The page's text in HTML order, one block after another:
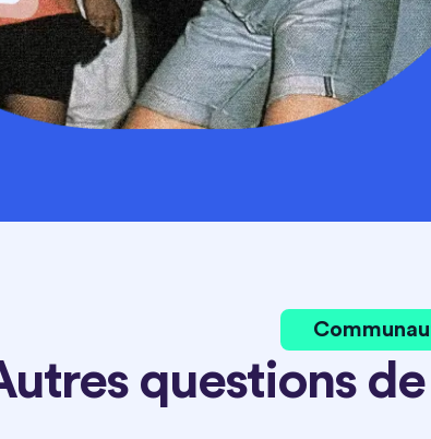
questions